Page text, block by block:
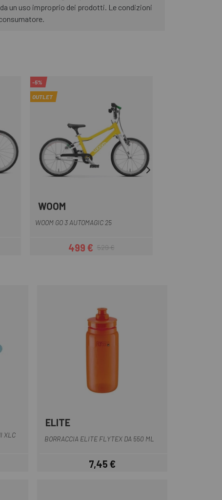
un uso improprio dei prodotti. Le condizioni
Giallo
-5%
OUTLET
WOOM
WOOM GO 3 AUTOMAGIC 25
Prezzo
499 €Prezzo base
529 €
XLC
Giallo
ELITE
BORRACCIA ELITE FLYTEX DA 550 ML
Prezzo
7,45 €